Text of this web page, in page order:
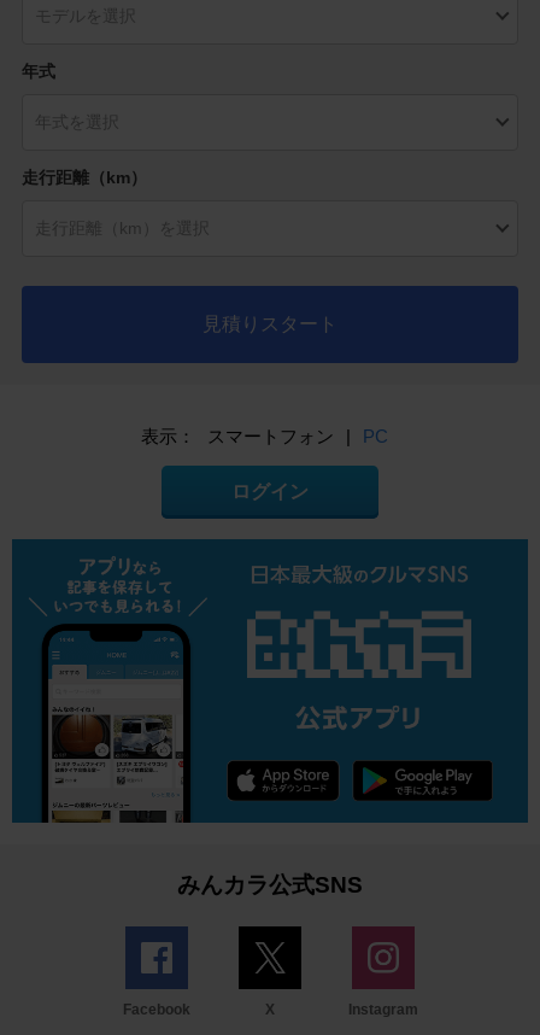
年式
走行距離（km）
見積りスタート
表示： スマートフォン | PC
ログイン
みんカラ公式SNS
Facebook X Instagram